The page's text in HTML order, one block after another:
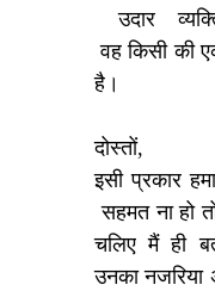
उदार
वह किसी की
है।
दोस्तों,
इसी प्रकार
सहमत ना हो
चलिए मैं ही
उनका नजरिया